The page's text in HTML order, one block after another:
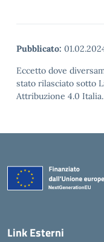
Pubblicato:
Eccetto dove
stato rilasciato sotto
Attribuzione 4.0 Italia.
Link Esterni